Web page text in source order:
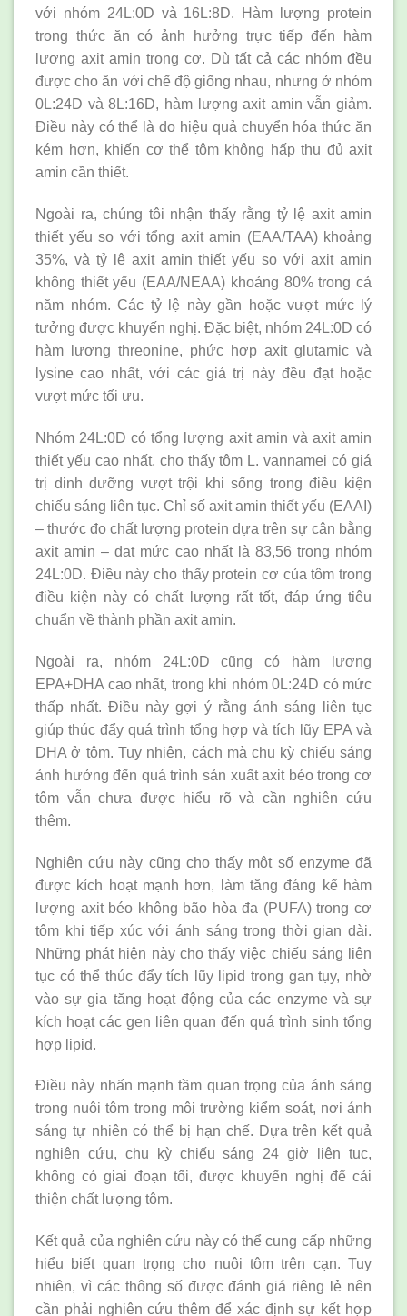
với nhóm 24L:0D và 16L:8D. Hàm lượng protein
trong thức ăn có ảnh hưởng trực tiếp đến hàm
lượng axit amin trong cơ. Dù tất cả các nhóm đều
được cho ăn với chế độ giống nhau, nhưng ở nhóm
0L:24D và 8L:16D, hàm lượng axit amin vẫn giảm.
Điều này có thể là do hiệu quả chuyển hóa thức ăn
kém hơn, khiến cơ thể tôm không hấp thụ đủ axit
amin cần thiết.
Ngoài ra, chúng tôi nhận thấy rằng tỷ lệ axit amin
thiết yếu so với tổng axit amin (EAA/TAA) khoảng
35%, và tỷ lệ axit amin thiết yếu so với axit amin
không thiết yếu (EAA/NEAA) khoảng 80% trong cả
năm nhóm. Các tỷ lệ này gần hoặc vượt mức lý
tưởng được khuyến nghị. Đặc biệt, nhóm 24L:0D có
hàm lượng threonine, phức hợp axit glutamic và
lysine cao nhất, với các giá trị này đều đạt hoặc
vượt mức tối ưu.
Nhóm 24L:0D có tổng lượng axit amin và axit amin
thiết yếu cao nhất, cho thấy tôm L. vannamei có giá
trị dinh dưỡng vượt trội khi sống trong điều kiện
chiếu sáng liên tục. Chỉ số axit amin thiết yếu (EAAI)
– thước đo chất lượng protein dựa trên sự cân bằng
axit amin – đạt mức cao nhất là 83,56 trong nhóm
24L:0D. Điều này cho thấy protein cơ của tôm trong
điều kiện này có chất lượng rất tốt, đáp ứng tiêu
chuẩn về thành phần axit amin.
Ngoài ra, nhóm 24L:0D cũng có hàm lượng
EPA+DHA cao nhất, trong khi nhóm 0L:24D có mức
thấp nhất. Điều này gợi ý rằng ánh sáng liên tục
giúp thúc đẩy quá trình tổng hợp và tích lũy EPA và
DHA ở tôm. Tuy nhiên, cách mà chu kỳ chiếu sáng
ảnh hưởng đến quá trình sản xuất axit béo trong cơ
tôm vẫn chưa được hiểu rõ và cần nghiên cứu
thêm.
Nghiên cứu này cũng cho thấy một số enzyme đã
được kích hoạt mạnh hơn, làm tăng đáng kể hàm
lượng axit béo không bão hòa đa (PUFA) trong cơ
tôm khi tiếp xúc với ánh sáng trong thời gian dài.
Những phát hiện này cho thấy việc chiếu sáng liên
tục có thể thúc đẩy tích lũy lipid trong gan tụy, nhờ
vào sự gia tăng hoạt động của các enzyme và sự
kích hoạt các gen liên quan đến quá trình sinh tổng
hợp lipid.
Điều này nhấn mạnh tầm quan trọng của ánh sáng
trong nuôi tôm trong môi trường kiểm soát, nơi ánh
sáng tự nhiên có thể bị hạn chế. Dựa trên kết quả
nghiên cứu, chu kỳ chiếu sáng 24 giờ liên tục,
không có giai đoạn tối, được khuyến nghị để cải
thiện chất lượng tôm.
Kết quả của nghiên cứu này có thể cung cấp những
hiểu biết quan trọng cho nuôi tôm trên cạn. Tuy
nhiên, vì các thông số được đánh giá riêng lẻ nên
cần phải nghiên cứu thêm để xác định sự kết hợp